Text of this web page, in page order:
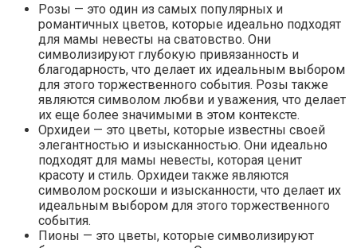
Розы — это один из самых популярных и
романтичных цветов, которые идеально подходят
для мамы невесты на сватовство. Они
символизируют глубокую привязанность и
благодарность, что делает их идеальным выбором
для этого торжественного события. Розы также
являются символом любви и уважения, что делает
их еще более значимыми в этом контексте.
Орхидеи — это цветы, которые известны своей
элегантностью и изысканностью. Они идеально
подходят для мамы невесты, которая ценит
красоту и стиль. Орхидеи также являются
символом роскоши и изысканности, что делает их
идеальным выбором для этого торжественного
события.
Пионы — это цветы, которые символизируют